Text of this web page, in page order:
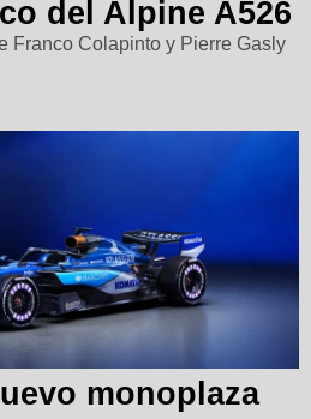
del Alpine A526
Franco Colapinto y Pierre Gasly
monoplaza